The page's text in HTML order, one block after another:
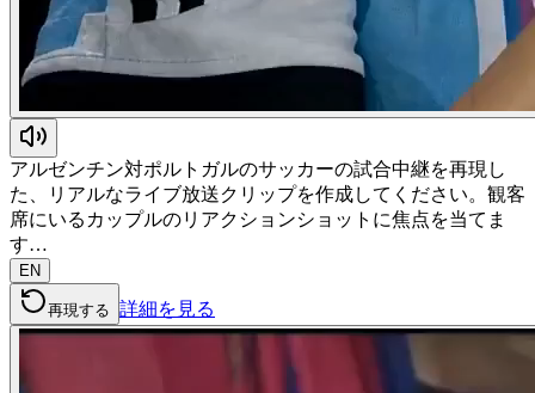
アルゼンチン対ポルトガルのサッカーの試合中継を再現し
た、リアルなライブ放送クリップを作成してください。観客
席にいるカップルのリアクションショットに焦点を当てま
す…
EN
再現する 詳細を見る